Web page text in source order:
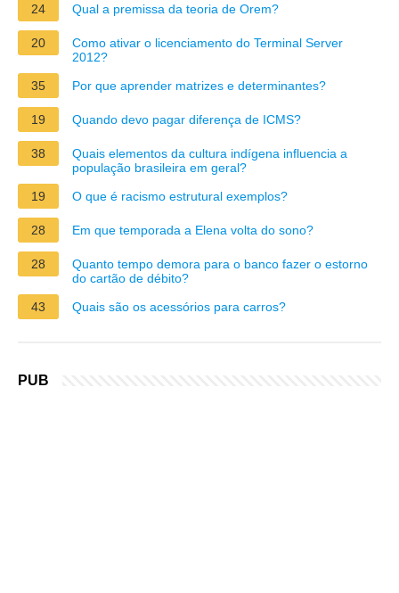
24 Qual a premissa da teoria de Orem?
20
Como ativar o licenciamento do Terminal Server
2012?
35
Por que aprender matrizes e determinantes?
19 Quando devo pagar diferença de ICMS?
38
Quais elementos da cultura indígena influencia a
população brasileira em geral?
19
O que é racismo estrutural exemplos?
28 Em que temporada a Elena volta do sono?
28
Quanto tempo demora para o banco fazer o estorno
do cartão de débito?
43
Quais são os acessórios para carros?
PUB